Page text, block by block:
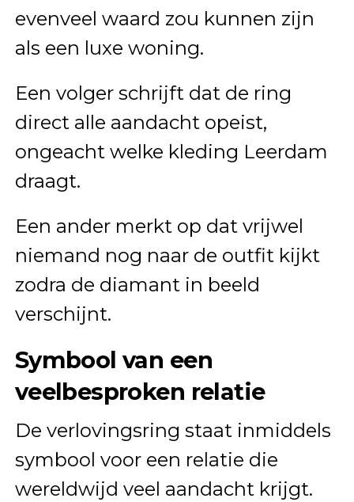
evenveel waard zou kunnen zijn
als een luxe woning.
Een volger schrijft dat de ring
direct alle aandacht opeist,
ongeacht welke kleding Leerdam
draagt.
Een ander merkt op dat vrijwel
niemand nog naar de outfit kijkt
zodra de diamant in beeld
verschijnt.
Symbool van een
veelbesproken relatie
De verlovingsring staat inmiddels
symbool voor een relatie die
wereldwijd veel aandacht krijgt.